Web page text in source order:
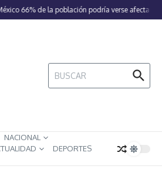
66% de la población podría verse
Buscar:
NACIONAL
DEPORTES